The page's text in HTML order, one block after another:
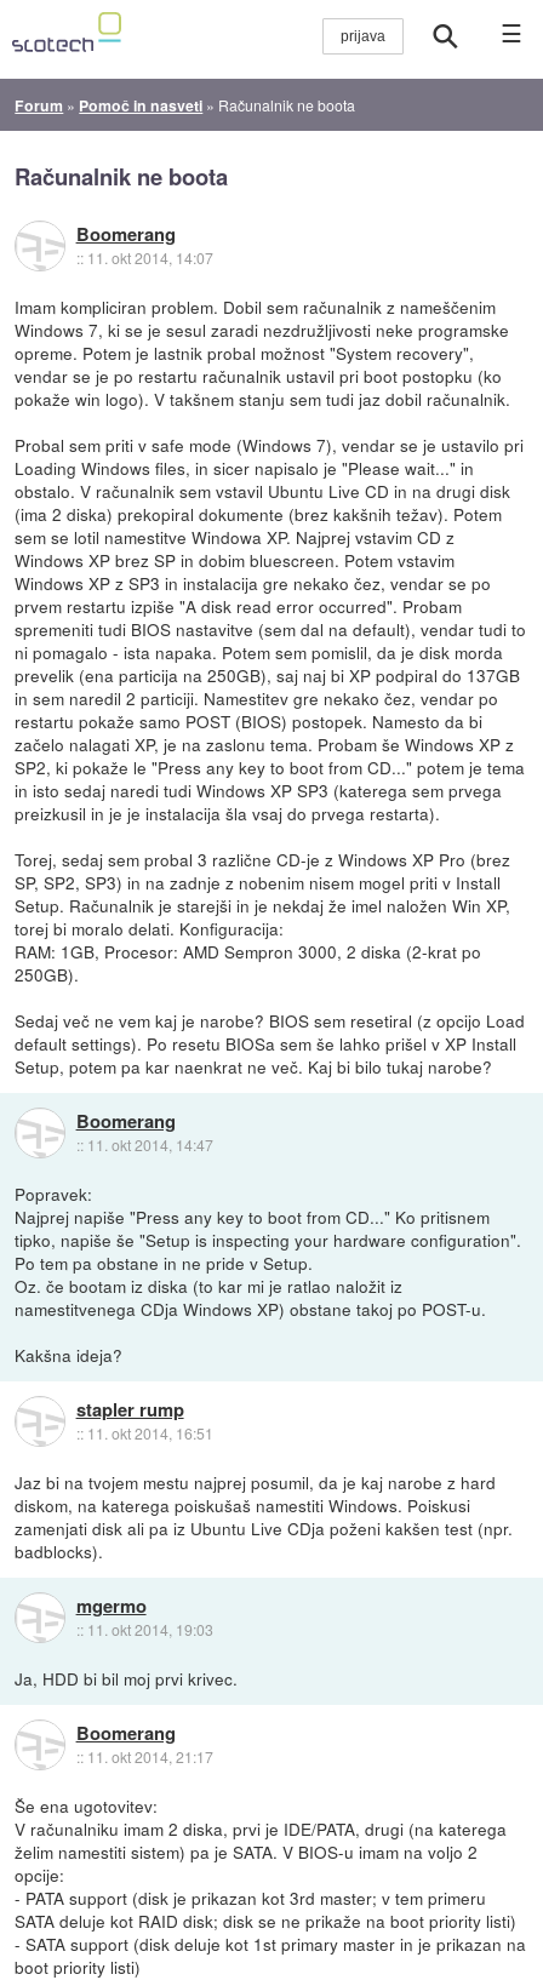
☰
Forum » Pomoč in nasveti » Računalnik ne boota
Računalnik ne boota
Boomerang
:: 11. okt 2014, 14:07
Imam kompliciran problem. Dobil sem računalnik z nameščenim
Windows 7, ki se je sesul zaradi nezdružljivosti neke programske
opreme. Potem je lastnik probal možnost "System recovery",
vendar se je po restartu računalnik ustavil pri boot postopku (ko
pokaže win logo). V takšnem stanju sem tudi jaz dobil računalnik.
Probal sem priti v safe mode (Windows 7), vendar se je ustavilo pri
Loading Windows files, in sicer napisalo je "Please wait..." in
obstalo. V računalnik sem vstavil Ubuntu Live CD in na drugi disk
(ima 2 diska) prekopiral dokumente (brez kakšnih težav). Potem
sem se lotil namestitve Windowa XP. Najprej vstavim CD z
Windows XP brez SP in dobim bluescreen. Potem vstavim
Windows XP z SP3 in instalacija gre nekako čez, vendar se po
prvem restartu izpiše "A disk read error occurred". Probam
spremeniti tudi BIOS nastavitve (sem dal na default), vendar tudi to
ni pomagalo - ista napaka. Potem sem pomislil, da je disk morda
prevelik (ena particija na 250GB), saj naj bi XP podpiral do 137GB
in sem naredil 2 particiji. Namestitev gre nekako čez, vendar po
restartu pokaže samo POST (BIOS) postopek. Namesto da bi
začelo nalagati XP, je na zaslonu tema. Probam še Windows XP z
SP2, ki pokaže le "Press any key to boot from CD..." potem je tema
in isto sedaj naredi tudi Windows XP SP3 (katerega sem prvega
preizkusil in je je instalacija šla vsaj do prvega restarta).
Torej, sedaj sem probal 3 različne CD-je z Windows XP Pro (brez
SP, SP2, SP3) in na zadnje z nobenim nisem mogel priti v Install
Setup. Računalnik je starejši in je nekdaj že imel naložen Win XP,
torej bi moralo delati. Konfiguracija:
RAM: 1GB, Procesor: AMD Sempron 3000, 2 diska (2-krat po
250GB).
Sedaj več ne vem kaj je narobe? BIOS sem resetiral (z opcijo Load
default settings). Po resetu BIOSa sem še lahko prišel v XP Install
Setup, potem pa kar naenkrat ne več. Kaj bi bilo tukaj narobe?
Boomerang
:: 11. okt 2014, 14:47
Popravek:
Najprej napiše "Press any key to boot from CD..." Ko pritisnem
tipko, napiše še "Setup is inspecting your hardware configuration".
Po tem pa obstane in ne pride v Setup.
Oz. če bootam iz diska (to kar mi je ratlao naložit iz
namestitvenega CDja Windows XP) obstane takoj po POST-u.
Kakšna ideja?
stapler rump
:: 11. okt 2014, 16:51
Jaz bi na tvojem mestu najprej posumil, da je kaj narobe z hard
diskom, na katerega poiskušaš namestiti Windows. Poiskusi
zamenjati disk ali pa iz Ubuntu Live CDja poženi kakšen test (npr.
badblocks).
mgermo
:: 11. okt 2014, 19:03
Ja, HDD bi bil moj prvi krivec.
Boomerang
:: 11. okt 2014, 21:17
Še ena ugotovitev:
V računalniku imam 2 diska, prvi je IDE/PATA, drugi (na katerega
želim namestiti sistem) pa je SATA. V BIOS-u imam na voljo 2
opcije:
- PATA support (disk je prikazan kot 3rd master; v tem primeru
SATA deluje kot RAID disk; disk se ne prikaže na boot priority listi)
- SATA support (disk deluje kot 1st primary master in je prikazan na
boot priority listi)